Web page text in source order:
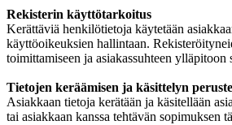
Rekisterin käyttötarkoitus
Kerättäviä henkilötietoja käytetään
käyttöoikeuksien hallintaan.
toimittamiseen ja asiakassuhteen ylläpitoon
Tietojen keräämisen ja käsittelyn peruste
Asiakkaan tietoja kerätään ja käsitellään
tai asiakkaan kanssa tehtävän sopimuksen